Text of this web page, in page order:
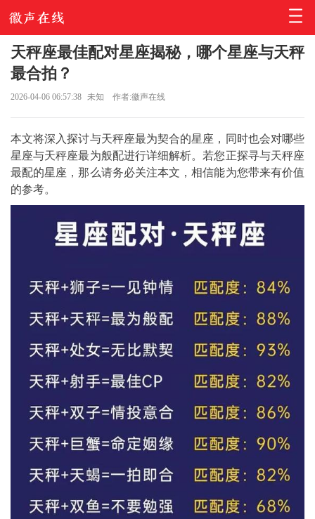
天秤座最佳配对星座揭秘，哪个星座与天秤
最合拍？
2026-04-06 06:57:38 未知 作者:徽声在线
本文将深入探讨与天秤座最为契合的星座，同时也会对哪些
星座与天秤座最为般配进行详细解析。若您正探寻与天秤座
最配的星座，那么请务必关注本文，相信能为您带来有价值
的参考。